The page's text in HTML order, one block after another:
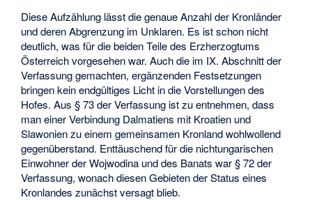
Diese Aufzählung lässt die genaue Anzahl der Kronländer
und deren Abgrenzung im Unklaren. Es ist schon nicht
deutlich, was für die beiden Teile des Erzherzogtums
Österreich vorgesehen war. Auch die im IX. Abschnitt der
Verfassung gemachten, ergänzenden Festsetzungen
bringen kein endgültiges Licht in die Vorstellungen des
Hofes. Aus § 73 der Verfassung ist zu entnehmen, dass
man einer Verbindung Dalmatiens mit Kroatien und
Slawonien zu einem gemeinsamen Kronland wohlwollend
gegenüberstand. Enttäuschend für die nichtungarischen
Einwohner der Wojwodina und des Banats war § 72 der
Verfassung, wonach diesen Gebieten der Status eines
Kronlandes zunächst versagt blieb.